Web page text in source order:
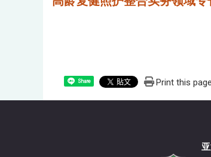
Share Print this page
亚洲